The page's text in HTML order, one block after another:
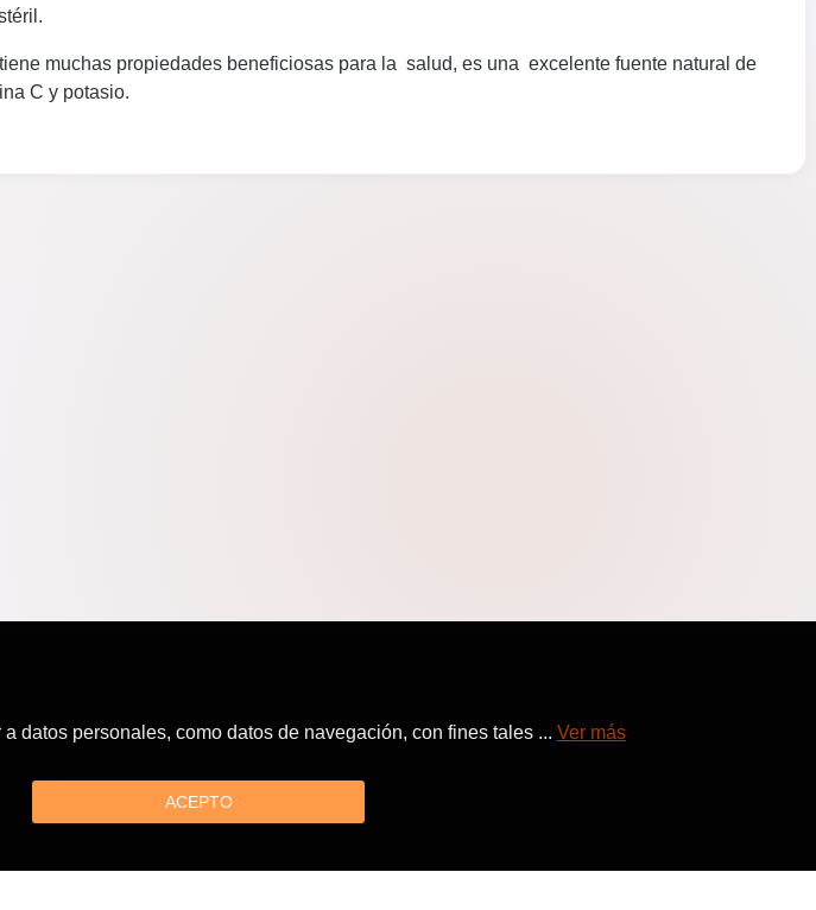
muchas propiedades beneficiosas para la salud, es una excelente fuente natural de
C y potasio.
datos personales, como datos de navegación, con fines tales ... Ver más
ACEPTO